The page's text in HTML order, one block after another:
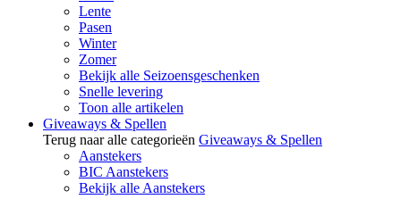
Lente
Pasen
Winter
Zomer
Bekijk alle Seizoensgeschenken
Snelle levering
Toon alle artikelen
Giveaways & Spellen
Terug naar alle categorieën Giveaways & Spellen
Aanstekers
BIC Aanstekers
Bekijk alle Aanstekers